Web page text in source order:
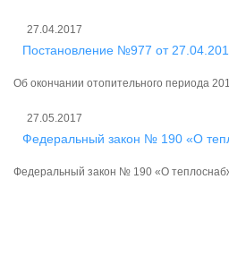
27.04.2017
Постановление №977 от
Об окончании отопительного периода
27.05.2017
Федеральный закон № 190 «О
Федеральный закон № 190 «О